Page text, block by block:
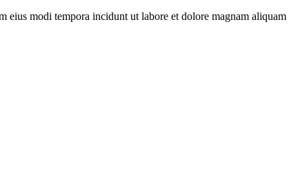
modi tempora incidunt ut labore et dolore magnam aliquam